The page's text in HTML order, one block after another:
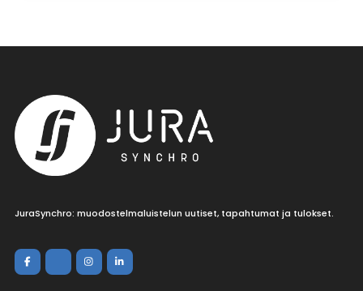
JuraSynchro: muodostelmaluistelun uutiset, tapahtumat ja tulokset.